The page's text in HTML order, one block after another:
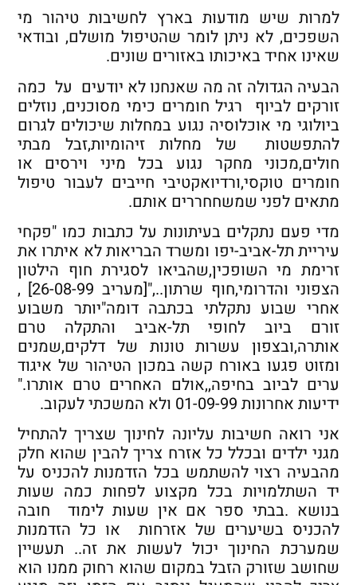
למרות שיש מודעות בארץ לחשיבות טיהור מי
השפכים, לא ניתן לומר שהטיפול מושלם, ובודאי
שאינו אחיד באיכותו באזורים שונים.
הבעיה הגדולה זה מה שאנחנו לא יודעים על כמה
זורקים לביוף רגיל חומרים כימי מסוכנים, נוזלים
ביולוגי מי אוכלוסיה נגוע במחלות שיכולים לגרום
להתפשטות של מחלות זיהומיות,זבל מבתי
חולים,מכוני מחקר נגוע בכל מיני וירסים או
חומרים טוקסי,ורדיואקטיבי חייבים לעבור טיפול
מתאים לפני שמשחחררים אותם.
מדי פעם נתקלים בעיתונות על כתבות כמו "פקחי
עיריית תל-אביב-יפו ומשרד הבריאות לא איתרו את
זרימת מי השופכין,שהביאו לסגירת חוף הילטון
הצפוני והדרומי,חוף שרתון..,"[מעריב 26-08-99] ,
אחרי שבוע נתקלתי בכתבה דומה"יותר משבוע
זורם ביוב לחופי תל-אביב והתקלה טרם
אותרה,ובצפון עשרות טונות של דלקים,שמנים
ומזוט פגעו באורח קשה במכון הטיהור של איגוד
ערים לביוב בחיפה,,אולם האחרים טרם אותרו."
ידיעות אחרונות 01-09-99 ולא המשכתי לעקוב.
אני רואה חשיבות עליונה לחינוך שצריך להתחיל
מגני ילדים ובכלל כל אזרח צריך להבין שהוא חלק
מהבעיה רצוי להשתמש בכל הזדמנות להכניס על
יד השתלמויות בכל מקצוע לפחות כמה שעות
בנושא .בבתי ספר אם אין שעות לימוד חובה
להכניס בשיערים של אזרחות או כל הזדמנות
שמערכת החינוך יכול לעשות את זה.. תעשיין
שחושב שזורק הזבל במקום שהוא רחוק ממנו הוא